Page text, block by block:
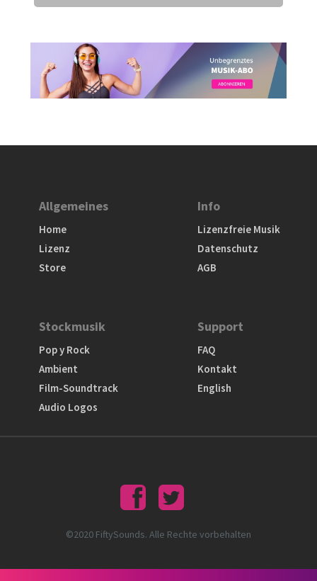
Allgemeines
Home
Lizenz
Store
Info
Lizenzfreie Musik
Datenschutz
AGB
Stockmusik
Pop y Rock
Ambient
Film-Soundtrack
Audio Logos
Support
FAQ
Kontakt
English
©2020 FiftySounds. Alle Rechte vorbehalten